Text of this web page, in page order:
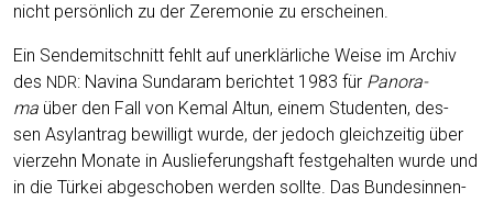
nicht per­sön­lich zu der Zere­mo­nie zu erscheinen.
Ein Sen­de­mit­schnitt fehlt auf uner­klär­li­che Wei­se im Archiv
des NDR: Navina Sun­daram berich­tet 1983 für Pan­ora­
ma über den Fall von Kemal Alt­un, einem Stu­den­ten, des­
sen Asyl­an­trag bewil­ligt wur­de, der jedoch gleich­zei­tig über
vier­zehn Mona­te in Aus­lie­fe­rungs­haft fest­ge­hal­ten wur­de und
in die Tür­kei abge­scho­ben wer­den soll­te. Das Bun­des­in­nen­